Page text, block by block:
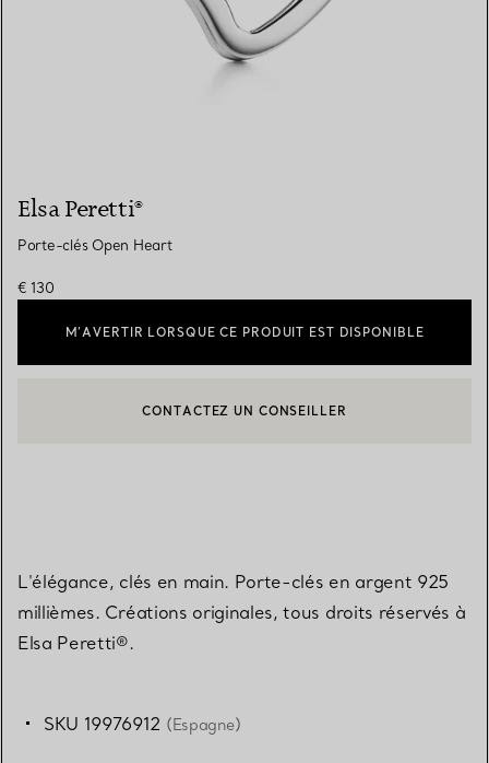
Elsa Peretti®
Porte-clés Open Heart
€ 130
M’AVERTIR LORSQUE CE PRODUIT EST DISPONIBLE
CONTACTER UN CONSEILLER CLIENT OU PRENDRE RENDEZ-
CONTACTEZ UN CONSEILLER
L'élégance, clés en main. Porte-clés en argent 925
millièmes. Créations originales, tous droits réservés à
Elsa Peretti®.
SKU 19976912 (Espagne)